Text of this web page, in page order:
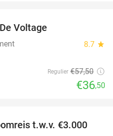
Voltage
8.7 star
Regulier €57,50
€36,50
t.w.v. €3.000